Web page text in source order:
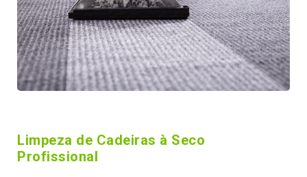
Limpeza de Cadeiras à Seco
Profissional